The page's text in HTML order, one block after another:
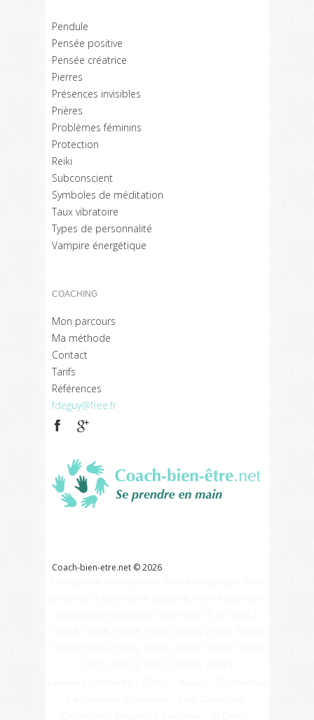
Pendule
Pensée positive
Pensée créatrice
Pierres
Présences invisibles
Prières
Problèmes féminins
Protection
Reiki
Subconscient
Symboles de méditation
Taux vibratoire
Types de personnalité
Vampire énergétique
COACHING
Mon parcours
Ma méthode
Contact
Tarifs
Références
fdeguy@free.fr
Coach-bien-etre.net ©2026